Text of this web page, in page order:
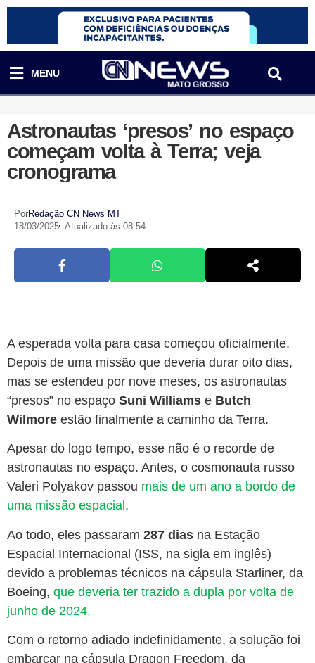
MENU
Astronautas ‘presos’ no espaço
começam volta à Terra; veja
cronograma
PorRedação CN News MT
18/03/2025 Atualizado às 08:54
A esperada volta para casa começou oficialmente.
Depois de uma missão que deveria durar oito dias,
mas se estendeu por nove meses, os astronautas
“presos” no espaço Suni Williams e Butch
Wilmore estão finalmente a caminho da Terra.
Apesar do logo tempo, esse não é o recorde de
astronautas no espaço. Antes, o cosmonauta russo
Valeri Polyakov passou mais de um ano a bordo de
uma missão espacial .
Ao todo, eles passaram 287 dias na Estação
Espacial Internacional (ISS, na sigla em inglês)
devido a problemas técnicos na cápsula Starliner, da
Boeing, que deveria ter trazido a dupla por volta de
junho de 2024.
Com o retorno adiado indefinidamente, a solução foi
embarcar na cápsula Dragon Freedom, da